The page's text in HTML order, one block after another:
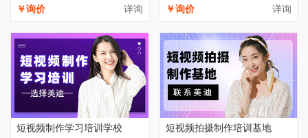
￥询价
详询
￥询价
详询
短视频制作学习培训学校
短视频拍摄制作培训基地